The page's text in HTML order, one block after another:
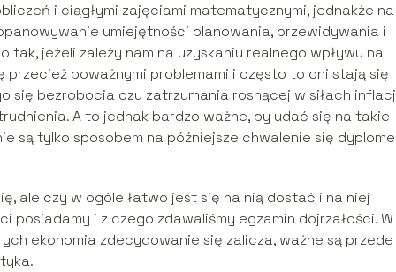
i ciągłymi zajęciami matematycznymi, jednakże na
umiejętności planowania, przewidywania i
jeżeli zależy nam na uzyskaniu realnego wpływu na
przecież poważnymi problemami i często to oni stają się
się bezrobocia czy zatrzymania rosnącej w siłach
A to jednak bardzo ważne, by udać się na takie
są tylko sposobem na późniejsze chwalenie się
ale czy w ogóle łatwo jest się na nią dostać i na niej
posiadamy i z czego zdawaliśmy egzamin dojrzałości. W
ekonomia zdecydowanie się zalicza, ważne są przede